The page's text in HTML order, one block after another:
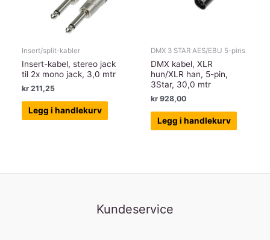
Insert/split-kabler
Insert-kabel, stereo jack
til 2x mono jack, 3,0 mtr
kr 211,25
Legg i handlekurv
DMX 3 STAR AES/EBU 5-pins
DMX kabel, XLR
hun/XLR han, 5-pin,
3Star, 30,0 mtr
kr 928,00
Legg i handlekurv
Kundeservice